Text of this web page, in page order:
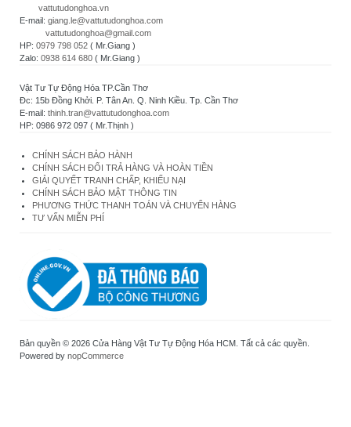
vattutudonghoa.vn
E-mail: giang.le@vattutudonghoa.com
vattutudonghoa@gmail.com
HP: 0979 798 052 ( Mr.Giang )
Zalo: 0938 614 680 ( Mr.Giang )
Vật Tư Tự Động Hóa TP.Cần Thơ
Đc: 15b Đồng Khởi. P. Tân An. Q. Ninh Kiều. Tp. Cần Thơ
E-mail: thinh.tran@vattutudonghoa.com
HP: 0986 972 097 ( Mr.Thịnh )
CHÍNH SÁCH BẢO HÀNH
CHÍNH SÁCH ĐỔI TRẢ HÀNG VÀ HOÀN TIỀN
GIẢI QUYẾT TRANH CHẤP, KHIẾU NẠI
CHÍNH SÁCH BẢO MẬT THÔNG TIN
PHƯƠNG THỨC THANH TOÁN VÀ CHUYỂN HÀNG
TƯ VẤN MIỄN PHÍ
Bản quyền © 2026 Cửa Hàng Vật Tư Tự Động Hóa HCM. Tất cả các quyền.
Powered by nopCommerce